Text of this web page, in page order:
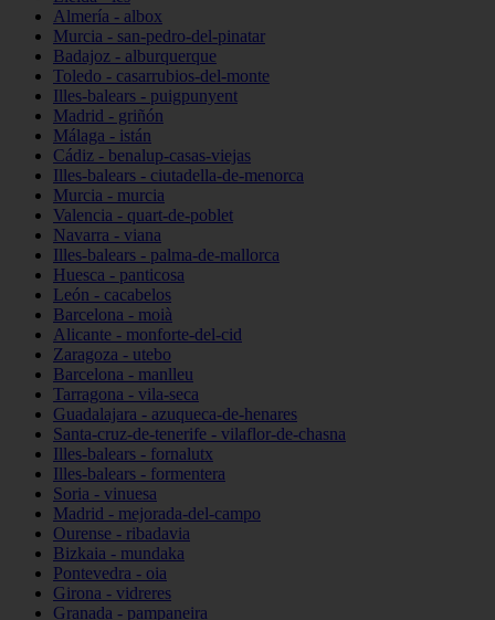
Almería - albox
Murcia - san-pedro-del-pinatar
Badajoz - alburquerque
Toledo - casarrubios-del-monte
Illes-balears - puigpunyent
Madrid - griñón
Málaga - istán
Cádiz - benalup-casas-viejas
Illes-balears - ciutadella-de-menorca
Murcia - murcia
Valencia - quart-de-poblet
Navarra - viana
Illes-balears - palma-de-mallorca
Huesca - panticosa
León - cacabelos
Barcelona - moià
Alicante - monforte-del-cid
Zaragoza - utebo
Barcelona - manlleu
Tarragona - vila-seca
Guadalajara - azuqueca-de-henares
Santa-cruz-de-tenerife - vilaflor-de-chasna
Illes-balears - fornalutx
Illes-balears - formentera
Soria - vinuesa
Madrid - mejorada-del-campo
Ourense - ribadavia
Bizkaia - mundaka
Pontevedra - oia
Girona - vidreres
Granada - pampaneira